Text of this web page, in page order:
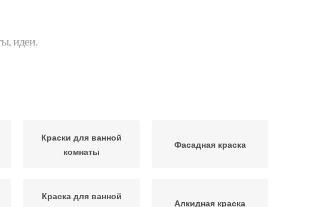
идеи.
Краски для ванной
комнаты
Фасадная краска
Краска для ванной
Алкидная краска